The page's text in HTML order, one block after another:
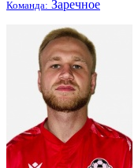
Команда: Заречное